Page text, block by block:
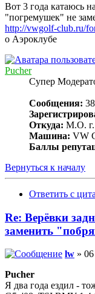
Вот 3 года катаюсь
"погремушек" не
http://vwgolf-club.ru/
о Аэроклубе
Pucher
Супер
Сообщения:
Откуда: М.О. г.
Машина: VW
Баллы
Вернуться к началу
Ответить с
Re: Верёвки
заменить
lw »
Pucher
Я два года ездил -